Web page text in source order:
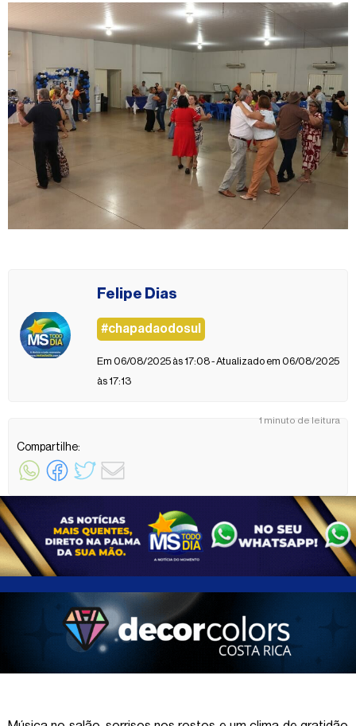
1 minuto de leitura
Felipe Dias
#chapadaodosul
Em 06/08/2025 às 17:08 - Atualizado em 06/08/2025
às 17:13
Compartilhe: